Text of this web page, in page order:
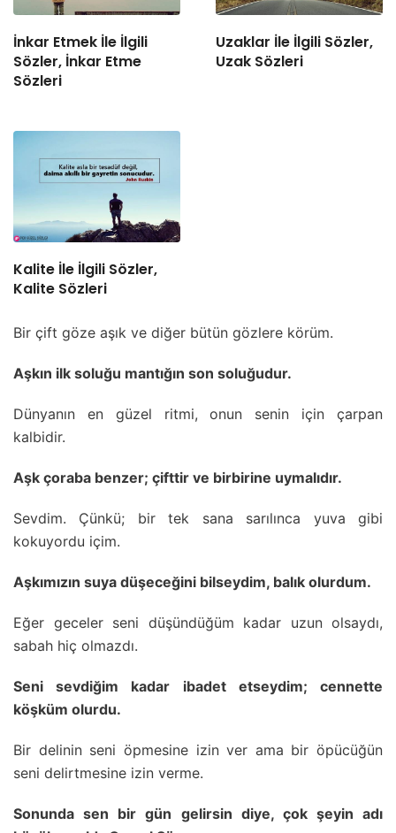
İnkar Etmek İle İlgili
Sözler, İnkar Etme
Sözleri
Uzaklar İle İlgili Sözler,
Uzak Sözleri
Kalite İle İlgili Sözler,
Kalite Sözleri
Bir çift göze aşık ve diğer bütün gözlere körüm.
Aşkın ilk soluğu mantığın son soluğudur.
Dünyanın en güzel ritmi, onun senin için çarpan
kalbidir.
Aşk çoraba benzer; çifttir ve birbirine uymalıdır.
Sevdim. Çünkü; bir tek sana sarılınca yuva gibi
kokuyordu içim.
Aşkımızın suya düşeceğini bilseydim, balık olurdum.
Eğer geceler seni düşündüğüm kadar uzun olsaydı,
sabah hiç olmazdı.
Seni sevdiğim kadar ibadet etseydim; cennette
köşküm olurdu.
Bir delinin seni öpmesine izin ver ama bir öpücüğün
seni delirtmesine izin verme.
Sonunda sen bir gün gelirsin diye, çok şeyin adı